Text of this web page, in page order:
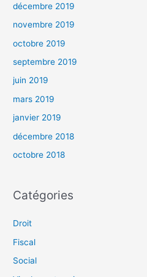
décembre 2019
novembre 2019
octobre 2019
septembre 2019
juin 2019
mars 2019
janvier 2019
décembre 2018
octobre 2018
Catégories
Droit
Fiscal
Social